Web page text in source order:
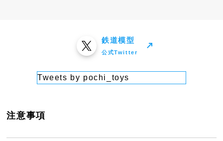
鉄道模型
公式Twitter
Tweets by pochi_toys
注意事項